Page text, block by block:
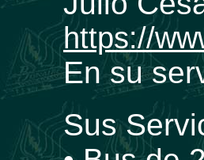
https://
En su
Sus